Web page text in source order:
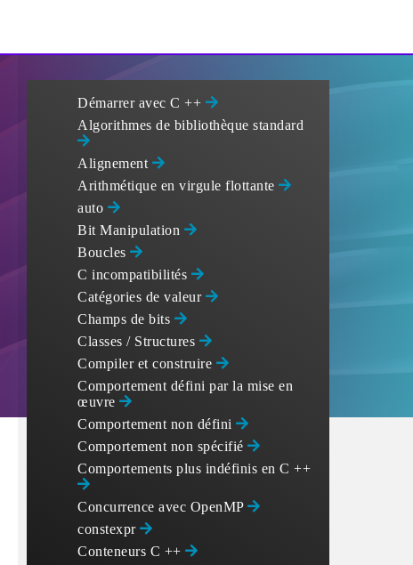
Démarrer avec C ++
Algorithmes de bibliothèque standard
Alignement
Arithmétique en virgule flottante
auto
Bit Manipulation
Boucles
C incompatibilités
Catégories de valeur
Champs de bits
Classes / Structures
Compiler et construire
Comportement défini par la mise en
œuvre
Comportement non défini
Comportement non spécifié
Comportements plus indéfinis en C ++
Concurrence avec OpenMP
constexpr
Conteneurs C ++